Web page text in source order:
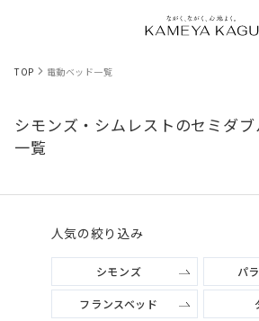
TOP 電動ベッド一覧
シモンズ・シムレストのセミダ
一覧
人気の絞り込み
シモンズ パ
フランスベッド